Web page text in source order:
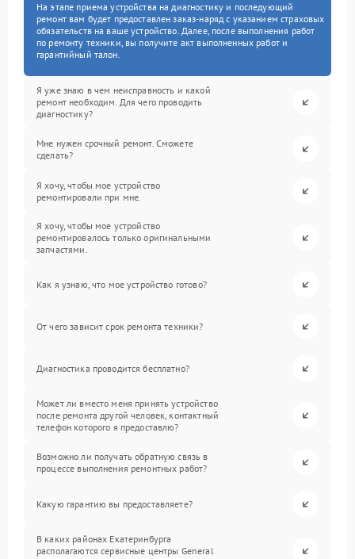
На этапе приема устройства на диагностику и последующий
ремонт вам будет предоставлен заказ-наряд с указанием страховых
обязательств на ваше устройство. Далее, после выполнения работ
по ремонту техники, вы получите акт выполненных работ и
гарантийный талон.
Я уже знаю в чем неисправность и какой
ремонт необходим. Для чего проводить
диагностику?
Мне нужен срочный ремонт. Сможете
сделать?
Я хочу, чтобы мое устройство
ремонтировали при мне.
Я хочу, чтобы мое устройство
ремонтировалось только оригинальными
запчастями.
Как я узнаю, что мое устройство готово?
От чего зависит срок ремонта техники?
Диагностика проводится бесплатно?
Может ли вместо меня принять устройство
после ремонта другой человек, контактный
телефон которого я предоставлю?
Возможно ли получать обратную связь в
процессе выполнения ремонтных работ?
Какую гарантию вы предоставляете?
В каких районах Екатеринбурга
располагаются сервисные центры General